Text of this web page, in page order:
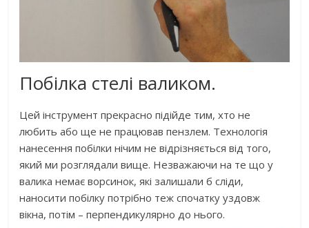
Побілка стелі валиком.
Цей інструмент прекрасно підійде тим, хто не
любить або ще не працював пензлем. Технологія
нанесення побілки нічим не відрізняється від того,
який ми розглядали вище. Незважаючи на те що у
валика немає ворсинок, які залишали б сліди,
наносити побілку потрібно теж спочатку уздовж
вікна, потім – перпендикулярно до нього.